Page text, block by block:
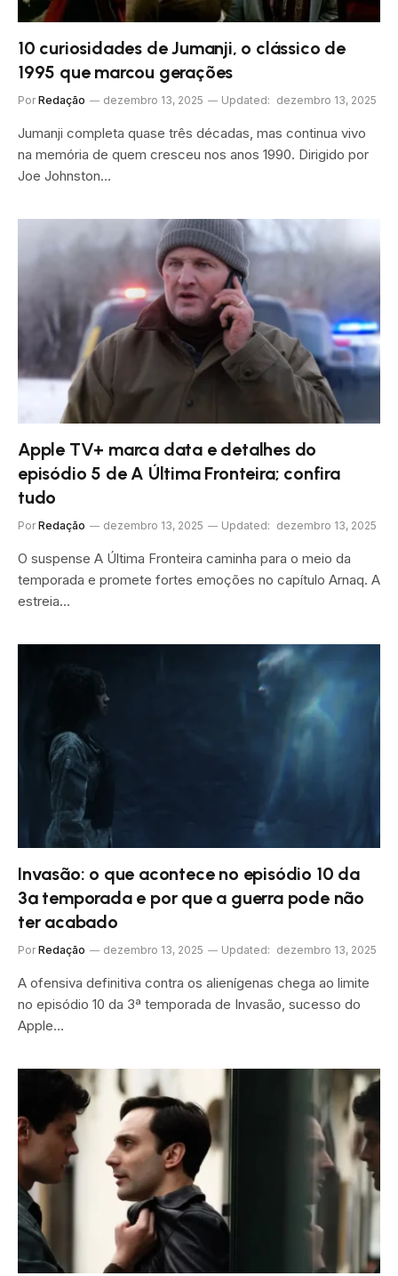
10 curiosidades de Jumanji, o clássico de
1995 que marcou gerações
Por Redação dezembro 13, 2025 Updated: dezembro 13, 2025
Jumanji completa quase três décadas, mas continua vivo
na memória de quem cresceu nos anos 1990. Dirigido por
Joe Johnston…
Apple TV+ marca data e detalhes do
episódio 5 de A Última Fronteira; confira
tudo
Por Redação dezembro 13, 2025 Updated: dezembro 13, 2025
O suspense A Última Fronteira caminha para o meio da
temporada e promete fortes emoções no capítulo Arnaq. A
estreia…
Invasão: o que acontece no episódio 10 da
3ª temporada e por que a guerra pode não
ter acabado
Por Redação dezembro 13, 2025 Updated: dezembro 13, 2025
A ofensiva definitiva contra os alienígenas chega ao limite
no episódio 10 da 3ª temporada de Invasão, sucesso do
Apple…